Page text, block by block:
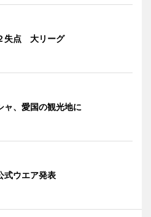
失点 大リーグ
ャ、愛国の観光地に
式ウエア発表